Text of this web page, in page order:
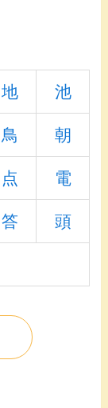
地 池
鳥 朝
点 電
答 頭